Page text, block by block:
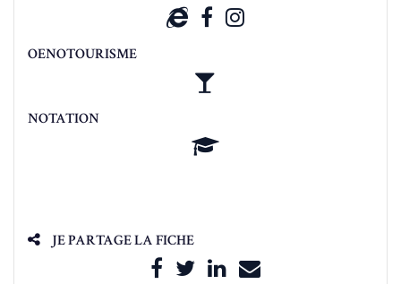
OENOTOURISME
NOTATION
JE PARTAGE LA FICHE